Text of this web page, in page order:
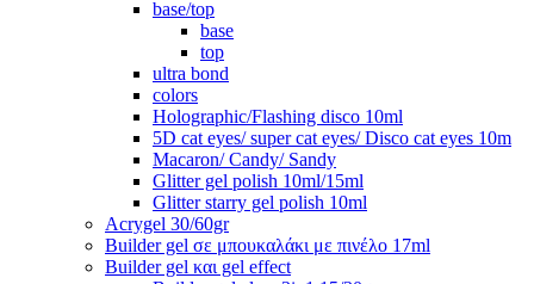
base/top
base
top
ultra bond
colors
Holographic/Flashing disco 10ml
5D cat eyes/ super cat eyes/ Disco cat eyes 10m
Macaron/ Candy/ Sandy
Glitter gel polish 10ml/15ml
Glitter starry gel polish 10ml
Acrygel 30/60gr
Builder gel σε μπουκαλάκι με πινέλο 17ml
Builder gel και gel effect